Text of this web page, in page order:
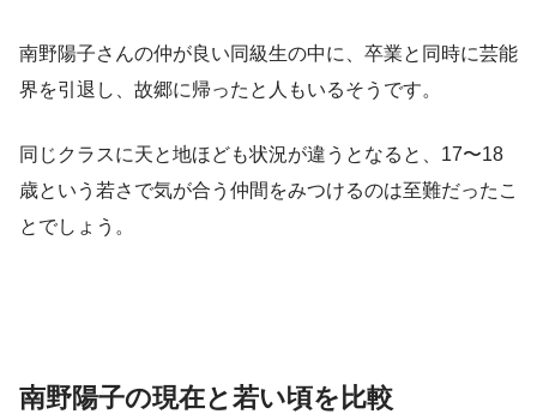
南野陽子さんの仲が良い同級生の中に、卒業と同時に芸能
界を引退し、故郷に帰ったと人もいるそうです。
同じクラスに天と地ほども状況が違うとなると、17〜18
歳という若さで気が合う仲間をみつけるのは至難だったこ
とでしょう。
南野陽子の現在と若い頃を比較